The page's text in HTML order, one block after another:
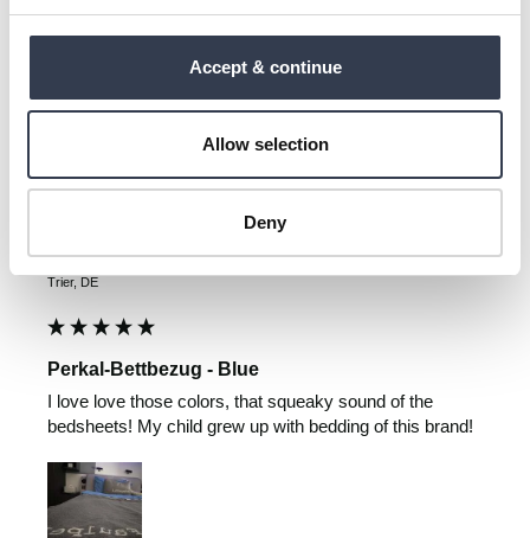
Accept & continue
Allow selection
Deny
Gintare Sasnauskiene
Trier, DE
Perkal-Bettbezug - Blue
I love love those colors, that squeaky sound of the
bedsheets! My child grew up with bedding of this brand!